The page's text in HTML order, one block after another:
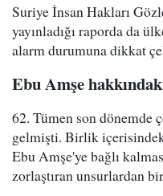
Suriye İnsan Hakları
yayınladığı raporda da
alarm durumuna dikkat
Ebu Amşe
62. Tümen son dönemde
gelmişti. Birlik
Ebu Amşe'ye bağlı
zorlaştıran unsurlardan